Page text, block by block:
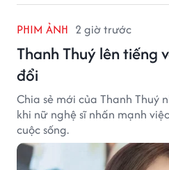
PHIM ẢNH 2 giờ trước
Thanh Thuý lên tiếng
đổi
Chia sẻ mới của Thanh Thuý
khi nữ nghệ sĩ nhấn mạnh
cuộc sống.